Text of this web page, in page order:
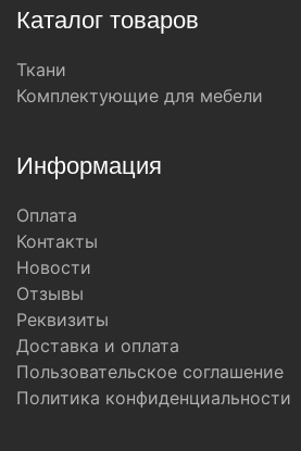
Каталог товаров
Ткани
Комплектующие для мебели
Информация
Оплата
Контакты
Новости
Отзывы
Реквизиты
Доставка и оплата
Пользовательское соглашение
Политика конфиденциальности